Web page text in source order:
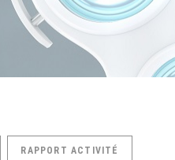
RAPPORT ACTIVITÉ